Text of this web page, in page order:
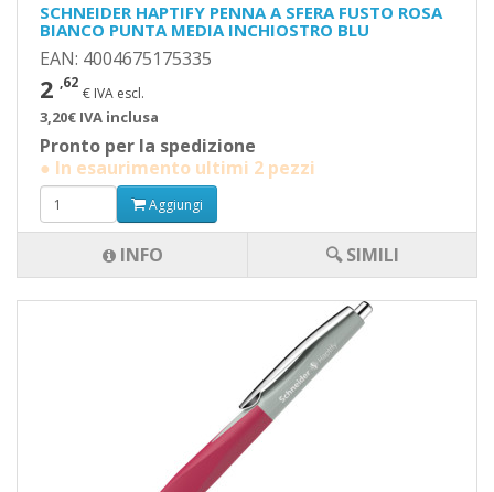
SCHNEIDER HAPTIFY PENNA A SFERA FUSTO ROSA
BIANCO PUNTA MEDIA INCHIOSTRO BLU
EAN: 4004675175335
2 ,62
€ IVA escl.
3,20€ IVA inclusa
Pronto per la spedizione
● In esaurimento ultimi 2 pezzi
Aggiungi
INFO 🔍 SIMILI